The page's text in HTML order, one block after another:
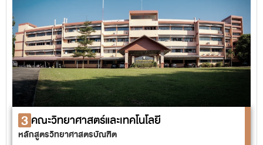
สาขาวิชานิเทศศาสตร์ (หลักสูตร 4 ปี)
แขนงวิชาการสื่อสารองค์กร
แขนงวิชาการจัดการและการสร้างสรรค์คอนเทนต์
แขนงวิชาดิจิทัลมัลติมีเดีย
3 คณะวิทยาศาสตร์และเทคโนโลยี
หลักสูตรวิทยาศาสตรบัณฑิต